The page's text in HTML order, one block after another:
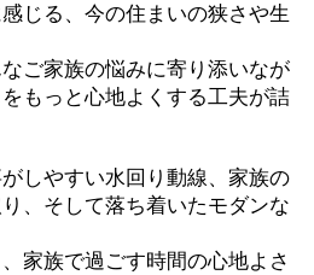
じる、今の住まいの狭さや生
ご家族の悩みに寄り添いなが
もっと心地よくする工夫が詰
しやすい水回り動線、家族の
、そして落ち着いたモダンな
家族で過ごす時間の心地よさ